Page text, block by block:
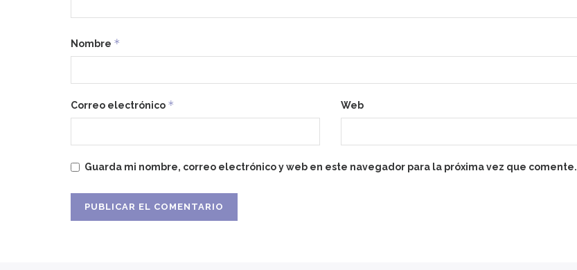
Nombre *
Correo electrónico * Web
Guarda mi nombre, correo electrónico y web en este navegador para la próxima vez que comente.